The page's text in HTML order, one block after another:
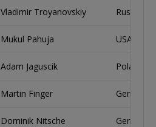
Vladimir Troyanovskiy Russia
Mukul Pahuja USA
Adam Jaguscik Poland
Martin Finger Germany
Dominik Nitsche Germany